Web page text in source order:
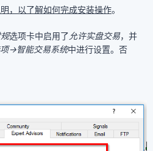
，以了解如何完成安装操作。
选项卡中启用了 允许实盘交易，并
→智能交易系统中进行设置。否